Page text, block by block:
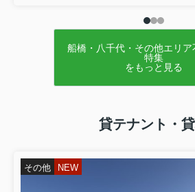
船橋・八千代・その他エリア
特集
をもっと見る
貸テナント・
その他 NEW